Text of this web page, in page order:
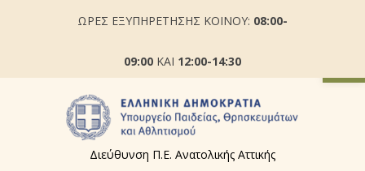
ΩΡΕΣ ΕΞΥΠΗΡΕΤΗΣΗΣ ΚΟΙΝΟΥ: 08:00-
09:00 ΚΑΙ 12:00-14:30
Διεύθυνση Π.Ε. Ανατολικής Αττικής